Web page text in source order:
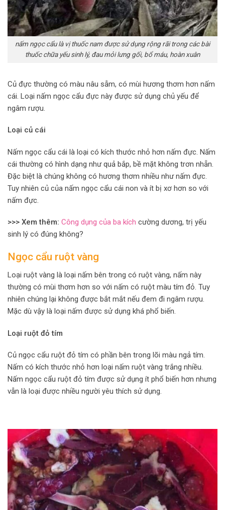
nấm ngọc cẩu là vị thuốc nam được sử dụng rộng rãi trong các bài
thuốc chữa yếu sinh lý, đau mỏi lưng gối, bổ máu, hoàn xuân
Củ đực thường có màu nâu sẫm, có mùi hương thơm hơn nấm
cái. Loại nấm ngọc cẩu đực này được sử dụng chủ yếu để
ngâm rượu.
Loại củ cái
Nấm ngọc cẩu cái là loại có kích thước nhỏ hơn nấm đực. Nấm
cái thường có hình dạng như quả bắp, bề mặt không trơn nhẵn.
Đặc biệt là chúng không có hương thơm nhiều như nấm đực.
Tuy nhiên củ của nấm ngọc cẩu cái non và ít bị xơ hơn so với
nấm đực.
>>> Xem thêm: Công dụng của ba kích cường dương, trị yếu
sinh lý có đúng không?
Ngọc cẩu ruột vàng
Loại ruột vàng là loại nấm bên trong có ruột vàng, nấm này
thường có mùi thơm hơn so với nấm có ruột màu tím đỏ. Tuy
nhiên chúng lại không được bắt mắt nếu đem đi ngâm rượu.
Mặc dù vậy là loại nấm được sử dụng khá phổ biến.
Loại ruột đỏ tím
Củ ngọc cẩu ruột đỏ tím có phần bên trong lõi màu ngả tím.
Nấm có kích thước nhỏ hơn loại nấm ruột vàng trắng nhiều.
Nấm ngọc cẩu ruột đỏ tím được sử dụng ít phổ biến hơn nhưng
vẫn là loại được nhiều người yêu thích sử dụng.